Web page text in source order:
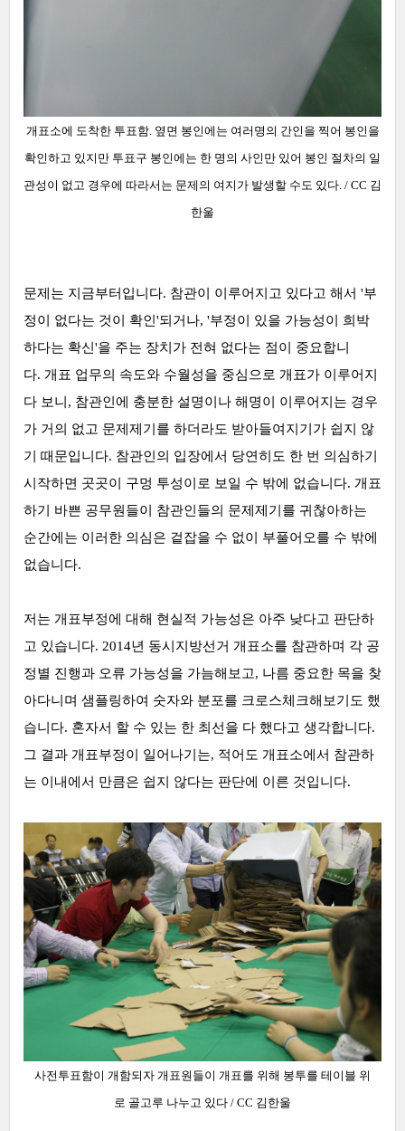
개표소에 도착한 투표함. 옆면 봉인에는 여러명의 간인을 찍어 봉인을
확인하고 있지만 투표구 봉인에는 한 명의 사인만 있어 봉인 절차의 일
관성이 없고 경우에 따라서는 문제의 여지가 발생할 수도 있다. / CC 김
한울
문제는 지금부터입니다. 참관이 이루어지고 있다고 해서 '부
정이 없다는 것이 확인'되거나, '부정이 있을 가능성이 희박
하다는 확신'을 주는 장치가 전혀 없다는 점이 중요합니
다. 개표 업무의 속도와 수월성을 중심으로 개표가 이루어지
다 보니, 참관인에 충분한 설명이나 해명이 이루어지는 경우
가 거의 없고 문제제기를 하더라도 받아들여지기가 쉽지 않
기 때문입니다. 참관인의 입장에서 당연히도 한 번 의심하기
시작하면 곳곳이 구멍 투성이로 보일 수 밖에 없습니다. 개표
하기 바쁜 공무원들이 참관인들의 문제제기를 귀찮아하는
순간에는 이러한 의심은 겉잡을 수 없이 부풀어오를 수 밖에
없습니다.
저는 개표부정에 대해 현실적 가능성은 아주 낮다고 판단하
고 있습니다. 2014년 동시지방선거 개표소를 참관하며 각 공
정별 진행과 오류 가능성을 가늠해보고, 나름 중요한 목을 찾
아다니며 샘플링하여 숫자와 분포를 크로스체크해보기도 했
습니다. 혼자서 할 수 있는 한 최선을 다 했다고 생각합니다.
그 결과 개표부정이 일어나기는, 적어도 개표소에서 참관하
는 이내에서 만큼은 쉽지 않다는 판단에 이른 것입니다.
사전투표함이 개함되자 개표원들이 개표를 위해 봉투를 테이블 위
로 골고루 나누고 있다 / CC 김한울